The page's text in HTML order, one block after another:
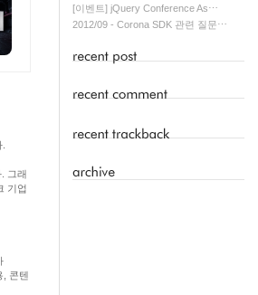
[이벤트] jQuery Conference As⋯
2012/09 - Corona SDK 관련 질문⋯
그래
기업
, 콘텐